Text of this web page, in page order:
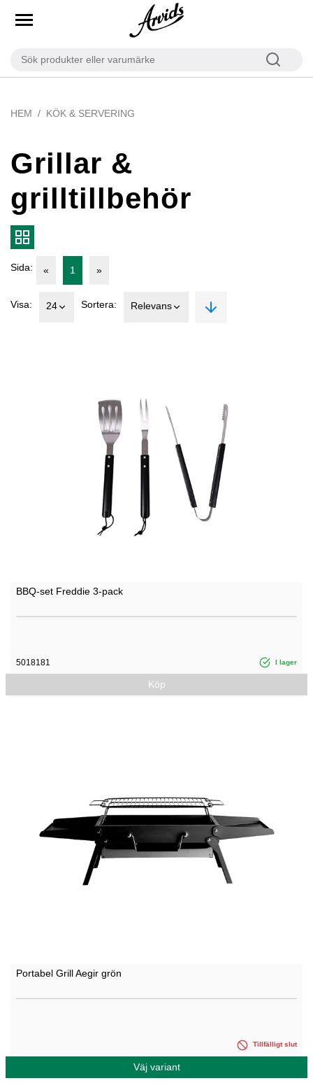
HEM KÖK & SERVERING
Grillar &
grilltillbehör
Sida: « 1 »
Visa: 24 Sortera: Relevans
BBQ-set Freddie 3-pack
5018181 I lager
Köp
Portabel Grill Aegir grön
Tillfälligt slut
Väj variant